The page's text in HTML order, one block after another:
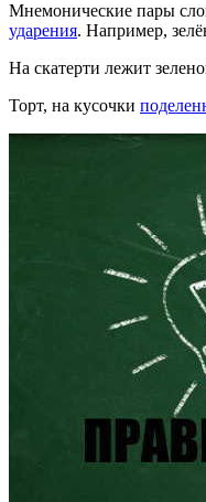
Мнемонические пары
ударения. Например,
На скатерти лежит
Торт, на кусочки